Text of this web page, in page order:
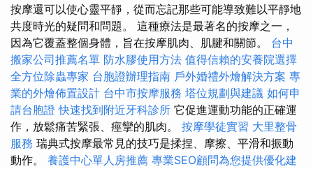
按摩還可以使心靈平靜，從而忘記那些可能導致難以平靜地
共度時光的疑問和問題。 這種療法是最著名的按摩之一，
因為它覆蓋整個身體，旨在按摩肌肉、肌腱和關節。 台中
搬家公司推薦名單 防水膠使用方法 值得信賴的安養院選擇
全方位除蟲專家 台胞證辦理指南 戶外婚禮外燴解決方案 專
業的外燴佈置設計 台中市按摩服務 塔位規劃與建議 如何申
請台胞證 快速找到附近牙科診所 它促進運動功能的正確運
作，放鬆痛苦緊張、痙攣的肌肉。 按摩學徒實習 大里整骨
服務 瑞典式按摩最常見的技巧是揉捏、摩擦、平滑和振動
動作。 養護中心單人房推薦 專業SEO顧問為您提供優化建